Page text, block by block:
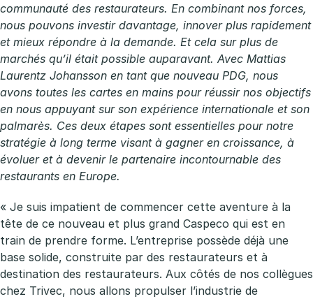
communauté des restaurateurs. En combinant nos forces,
nous pouvons investir davantage, innover plus rapidement
et mieux répondre à la demande. Et cela sur plus de
marchés qu’il était possible auparavant. Avec Mattias
Laurentz Johansson en tant que nouveau PDG, nous
avons toutes les cartes en mains pour réussir nos objectifs
en nous appuyant sur son expérience internationale et son
palmarès. Ces deux étapes sont essentielles pour notre
stratégie à long terme visant à gagner en croissance, à
évoluer et à devenir le partenaire incontournable des
restaurants en Europe.
« Je suis impatient de commencer cette aventure à la
tête de ce nouveau et plus grand Caspeco qui est en
train de prendre forme. L’entreprise possède déjà une
base solide, construite par des restaurateurs et à
destination des restaurateurs. Aux côtés de nos collègues
chez Trivec, nous allons propulser l’industrie de